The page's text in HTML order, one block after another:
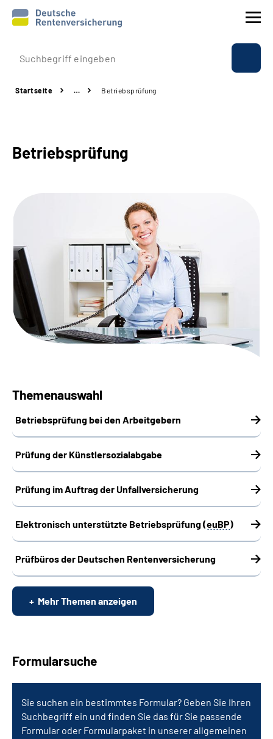
Prävention
Experten
Online-Services
Suche
Language
Leichte Sprache
Mein Kundenportal
Startseite … Betriebsprüfung
Betriebsprüfung
Themenauswahl
Betriebsprüfung bei den Arbeitgebern
Prüfung der Künstlersozialabgabe­
Prüfung im Auftrag der Unfallversicherung
Elektronisch unterstützte Betriebsprüfung (euBP)
Prüfbüros der Deutschen Rentenversicherung
Mehr Themen anzeigen
Formularsuche
Sie suchen ein bestimmtes Formular? Geben Sie Ihren
Suchbegriff ein und finden Sie das für Sie passende
Formular oder Formularpaket in unserer allgemeinen